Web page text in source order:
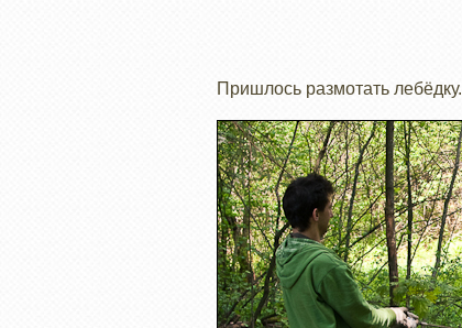
Пришлось размотать лебёдку.